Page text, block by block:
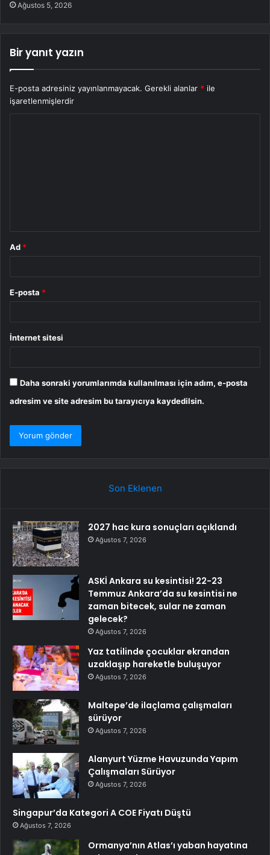
Ağustos 5, 2026
Bir yanıt yazın
E-posta adresiniz yayınlanmayacak. Gerekli alanlar * ile
işaretlenmişlerdir
Ad *
E-posta *
İnternet sitesi
Daha sonraki yorumlarımda kullanılması için adım, e-posta
adresim ve site adresim bu tarayıcıya kaydedilsin.
Son Eklenen
2027 hac kura sonuçları açıklandı
Ağustos 7, 2026
ASKİ Ankara su kesintisi! 22-23
Temmuz Ankara’da su kesintisi ne
zaman bitecek, sular ne zaman
gelecek?
Ağustos 7, 2026
Yaz tatilinde çocuklar ekrandan
uzaklaşıp hareketle buluşuyor
Ağustos 7, 2026
Maltepe’de ilaçlama çalışmaları
sürüyor
Ağustos 7, 2026
Alanyurt Yüzme Havuzunda Yapım
Çalışmaları Sürüyor
Ağustos 7, 2026
Singapur’da Kategori A COE Fiyatı Düştü
Ağustos 7, 2026
Ormanya’nın Atlas’ı yaban hayatına